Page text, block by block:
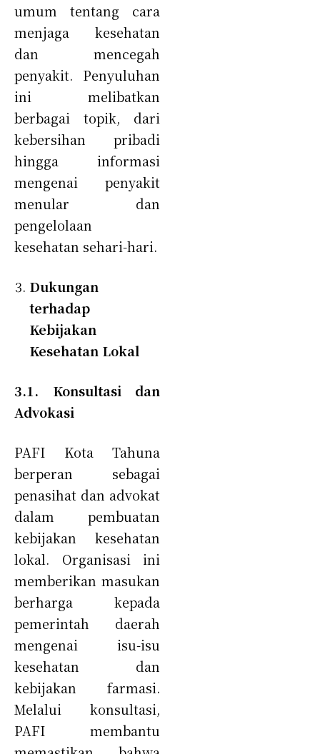
umum tentang cara
menjaga kesehatan
dan mencegah
penyakit. Penyuluhan
ini melibatkan
berbagai topik, dari
kebersihan pribadi
hingga informasi
mengenai penyakit
menular dan
pengelolaan
kesehatan sehari-hari.
Dukungan
terhadap
Kebijakan
Kesehatan Lokal
3.1. Konsultasi dan
Advokasi
PAFI Kota Tahuna
berperan sebagai
penasihat dan advokat
dalam pembuatan
kebijakan kesehatan
lokal. Organisasi ini
memberikan masukan
berharga kepada
pemerintah daerah
mengenai isu-isu
kesehatan dan
kebijakan farmasi.
Melalui konsultasi,
PAFI membantu